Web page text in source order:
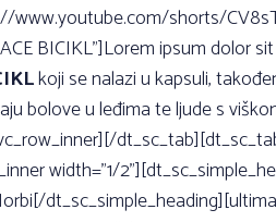
www.youtube.com/shorts/
BICIKL”]Lorem ipsum dolor
koji se nalazi u kapsuli,
bolove u leđima te ljude s
width=”1/